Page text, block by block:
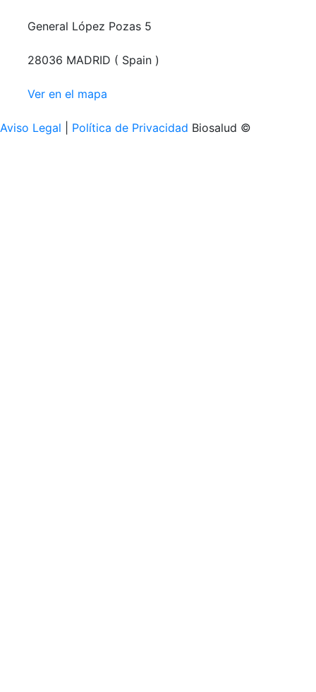
General López Pozas 5
28036 MADRID ( Spain )
Ver en el mapa
Aviso Legal Política de Privacidad Biosalud ©